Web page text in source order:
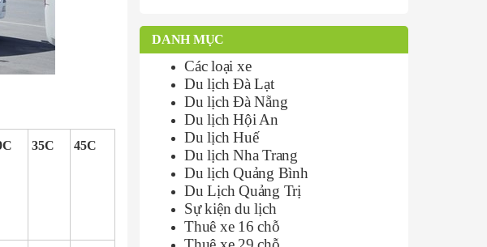
35C 45C
DANH MỤC
Các loại xe
Du lịch Đà Lạt
Du lịch Đà Nẵng
Du lịch Hội An
Du lịch Huế
Du lịch Nha Trang
Du lịch Quảng Bình
Du Lịch Quảng Trị
Sự kiện du lịch
Thuê xe 16 chỗ